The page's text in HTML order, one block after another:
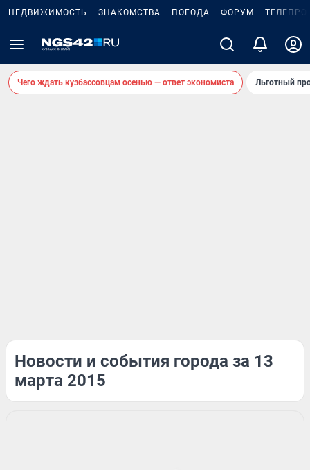
НЕДВИЖИМОСТЬ ЗНАКОМСТВА ПОГОДА ФОРУМ
Чего ждать кузбассовцам осенью — ответ экономиста Льготный
Новости и события города за 13
марта 2015